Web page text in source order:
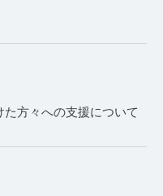
方々への支援について